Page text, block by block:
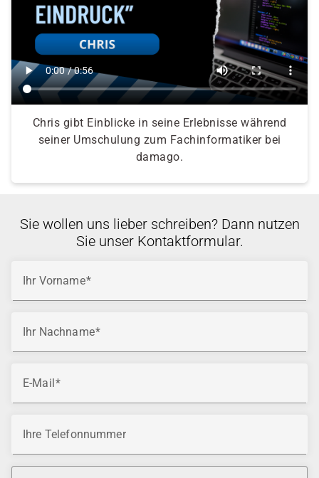
Chris gibt Einblicke in seine Erlebnisse während
seiner Umschulung zum Fachinformatiker bei
damago.
Sie wollen uns lieber schreiben? Dann nutzen
Sie unser Kontaktformular.
Ihr Vorname
Ihr Nachname
E-Mail
Ihre Telefonnummer